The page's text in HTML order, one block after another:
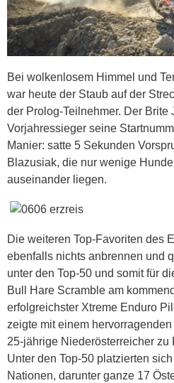
Bei wolkenlosem Himmel und
war heute der Staub auf der
der Prolog-Teilnehmer. Der Brite
Vorjahressieger seine
Manier: satte 5 Sekunden
Blazusiak, die nur wenige
auseinander liegen.
Die weiteren Top-Favoriten des
ebenfalls nichts anbrennen und
unter den Top-50 und somit für
Bull Hare Scramble am
erfolgreichster Xtreme Enduro
zeigte mit einem
25-jährige Niederösterreicher zu
Unter den Top-50 platzierten
Nationen, darunter ganze 17